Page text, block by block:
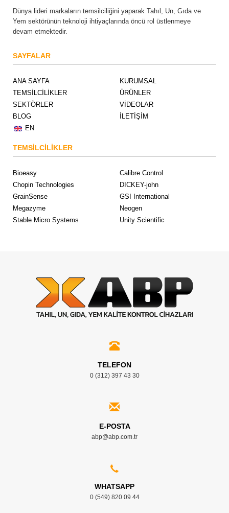
Dünya lideri markaların temsilciliğini yaparak Tahıl, Un, Gıda ve
Yem sektörünün teknoloji ihtiyaçlarında öncü rol üstlenmeye
devam etmektedir.
SAYFALAR
ANA SAYFA
KURUMSAL
TEMSİLCİLİKLER
ÜRÜNLER
SEKTÖRLER
VİDEOLAR
BLOG
İLETİŞİM
EN
TEMSİLCİLİKLER
Bioeasy
Calibre Control
Chopin Technologies
DICKEY-john
GrainSense
GSI International
Megazyme
Neogen
Stable Micro Systems
Unity Scientific
TELEFON
0 (312) 397 43 30
E-POSTA
abp@abp.com.tr
WHATSAPP
0 (549) 820 09 44